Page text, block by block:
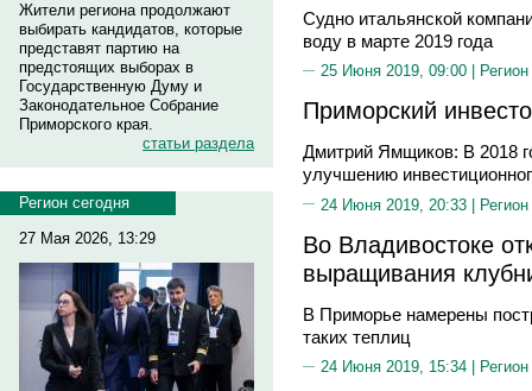
Жители региона продолжают
выбирать кандидатов, которые
представят партию на
предстоящих выборах в
Государственную Думу и
Законодательное Собрание
Приморского края.
статьи раздела
Регион сегодня
27 Мая 2026, 13:29
Судно итальянской
воду в марте 2019 года
25 Июня 2019, 09:00 |
Приморский
Дмитрий Ямщиков: В 2018
улучшению
24 Июня 2019, 20:33 |
Во Владивостоке
выращивания
В Приморье намерены
таких теплиц
24 Июня 2019, 15:34 |